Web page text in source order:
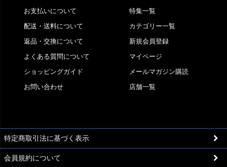
お支払いについて
配送・送料について
返品・交換について
よくある質問について
ショッピングガイド
お問い合わせ
特集一覧
カテゴリー一覧
新規会員登録
マイページ
メールマガジン購読
店舗一覧
特定商取引法に基づく表示
会員規約について